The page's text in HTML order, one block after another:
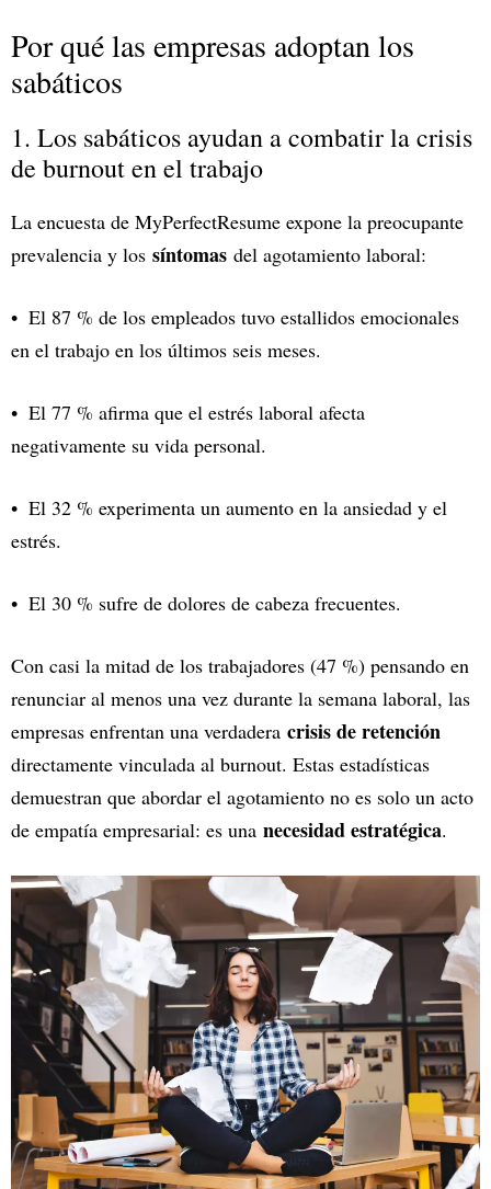
Por qué las empresas adoptan los
sabáticos
1. Los sabáticos ayudan a combatir la crisis
de burnout en el trabajo
La encuesta de MyPerfectResume expone la preocupante
prevalencia y los síntomas del agotamiento laboral:
El 87 % de los empleados tuvo estallidos emocionales
en el trabajo en los últimos seis meses.
El 77 % afirma que el estrés laboral afecta
negativamente su vida personal.
El 32 % experimenta un aumento en la ansiedad y el
estrés.
El 30 % sufre de dolores de cabeza frecuentes.
Con casi la mitad de los trabajadores (47 %) pensando en
renunciar al menos una vez durante la semana laboral, las
empresas enfrentan una verdadera crisis de retención
directamente vinculada al burnout. Estas estadísticas
demuestran que abordar el agotamiento no es solo un acto
de empatía empresarial: es una necesidad estratégica.